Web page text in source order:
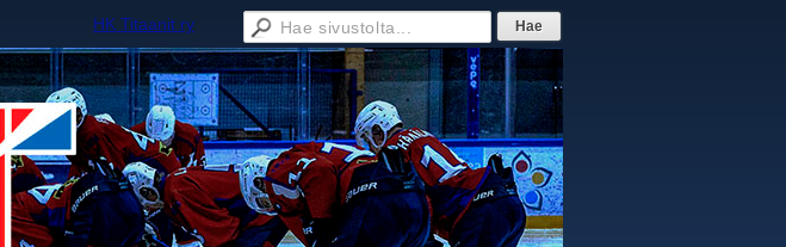
HK Titaanit ry